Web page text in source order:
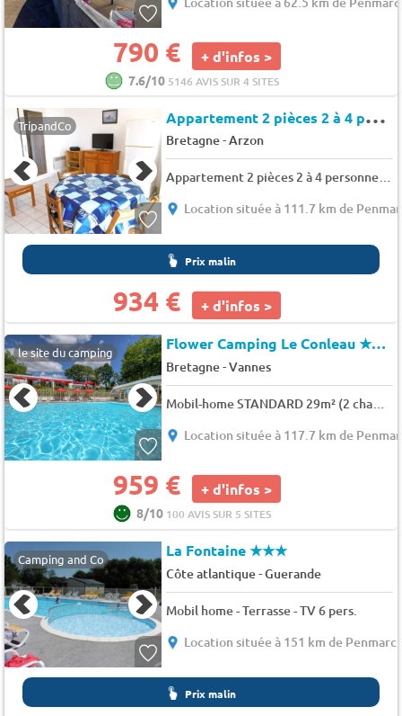
790 € + d'infos >
7.6/10 5146 AVIS SUR 4 SITES
TripandCo A
ppartement 2 pièces 2 à 4 personnes avec jardin - Les argonautes
Bretagne-Arzon
Appartement 2 pièces 2 à 4 personnes avec jardin - Les argonautes
Location située à 111.7 km de
Prix malin
934 € + d'infos >
le site du camping Flower Camping Le Conleau★★★★
Bretagne-Vannes
Mobil-home STANDARD 29m² (2 chambres) + terrasse semi-couverte 18m² 4 pers.
Location située à 117.7 km de
959 € + d'infos >
8/10 100 AVIS SUR 5 SITES
Camping and Co La Fontaine★★★
Côte atlantique-Guerande
Mobil home - Terrasse - TV 6 pers.
Location située à 151 km de
Prix malin